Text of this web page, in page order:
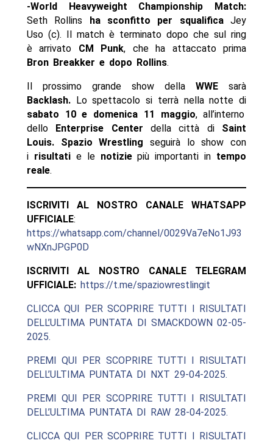
-World Heavyweight Championship Match:
Seth Rollins
ha sconfitto per squalificaJey
Uso (c). Il match è terminato dopo che sul ring
è arrivato CM Punk, che ha attaccato prima
Bron Breakker e dopo Rollins.
Il prossimo grande show dellaWWE sarà
Backlash.Lo spettacolo si terrà nella notte di
sabato 10 e domenica 11 maggio, all’interno
delloEnterprise Center della città di Saint
Louis.
Spazio Wrestling seguirà lo show con
i risultatie le notiziepiù importanti in tempo
reale.
ISCRIVITI AL NOSTRO CANALE WHATSAPP
UFFICIALE:
https://whatsapp.com/channel/0029Va7eNo1J93
wNXnJPGP0D
ISCRIVITI AL NOSTRO CANALE TELEGRAM
UFFICIALE: https://t.me/spaziowrestlingit
CLICCA QUI PER SCOPRIRE TUTTI I RISULTATI
DELL’ULTIMA PUNTATA DI SMACKDOWN 02-05-
2025.
PREMI QUI PER SCOPRIRE TUTTI I RISULTATI
DELL’ULTIMA PUNTATA DI NXT 29-04-2025.
PREMI QUI PER SCOPRIRE TUTTI I RISULTATI
DELL’ULTIMA PUNTATA DI RAW 28-04-2025.
CLICCA QUI PER SCOPRIRE TUTTI I RISULTATI